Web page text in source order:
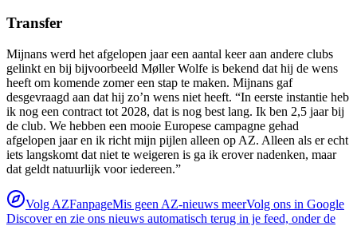
Transfer
Mijnans werd het afgelopen jaar een aantal keer aan andere clubs
gelinkt en bij bijvoorbeeld Møller Wolfe is bekend dat hij de wens
heeft om komende zomer een stap te maken. Mijnans gaf
desgevraagd aan dat hij zo’n wens niet heeft. “In eerste instantie heb
ik nog een contract tot 2028, dat is nog best lang. Ik ben 2,5 jaar bij
de club. We hebben een mooie Europese campagne gehad
afgelopen jaar en ik richt mijn pijlen alleen op AZ. Alleen als er echt
iets langskomt dat niet te weigeren is ga ik erover nadenken, maar
dat geldt natuurlijk voor iedereen.”
Volg AZFanpageMis geen AZ-nieuws meerVolg ons in Google
Discover en zie ons nieuws automatisch terug in je feed, onder de